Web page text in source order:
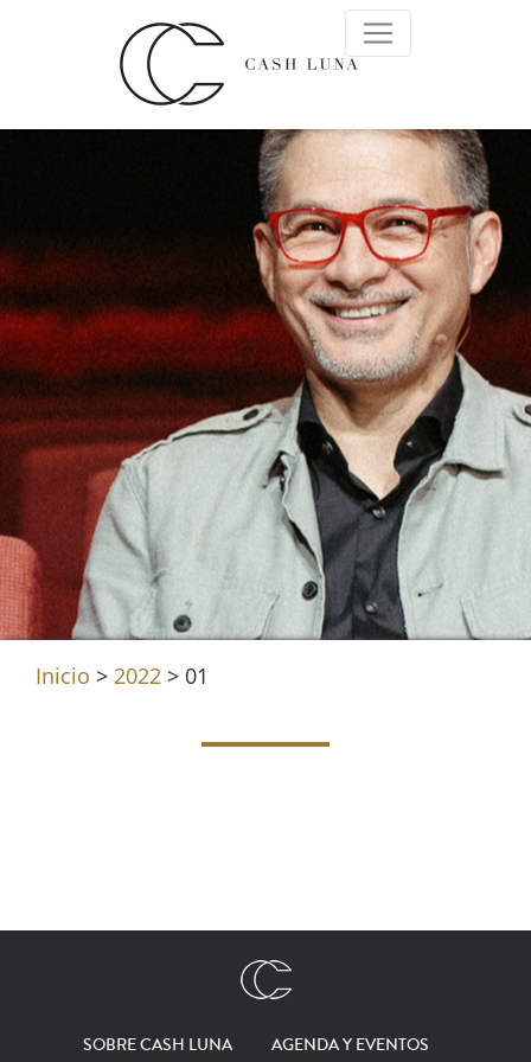
Inicio > 2022 > 01
SOBRE CASH LUNA AGENDA Y EVENTOS